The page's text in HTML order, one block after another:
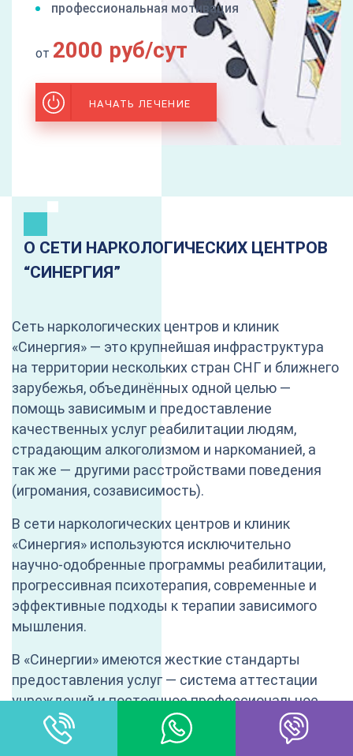
профессиональная мотивация
от 2000 руб/сут
НАЧАТЬ ЛЕЧЕНИЕ
О СЕТИ НАРКОЛОГИЧЕСКИХ ЦЕНТРОВ
“CИНЕРГИЯ”
Сеть наркологических центров и клиник
«Синергия» — это крупнейшая инфраструктура
на территории нескольких стран СНГ и ближнего
зарубежья, объединённых одной целью —
помощь зависимым и предоставление
качественных услуг реабилитации людям,
страдающим алкоголизмом и наркоманией, а
так же — другими расстройствами поведения
(игромания, созависимость).
В сети наркологических центров и клиник
«Синергия» используются исключительно
научно-одобренные программы реабилитации,
прогрессивная психотерапия, современные и
эффективные подходы к терапии зависимого
мышления.
В «Синергии» имеются жесткие стандарты
предоставления услуг — система аттестации
учреждений и постоянное профессиональное
развитие в среде персонала: мы помогаем
нашим сотрудникам получать новые знания для